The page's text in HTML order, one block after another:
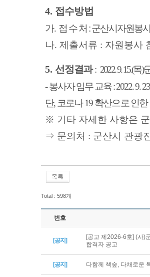
4. 접수방법
가. 접 수 처 : 군산시자원봉
나. 제출서류 : 자원봉사
5. 선정결과 : 2022. 9. 15.(목)/
-봉사자 임무 교육: 2022. 9.
단, 코로나19확산으로 인
※ 기타 자세한 사항은
⇒ 문의처 : 군산시 관광
Total : 598개
번호
[공지]
[공고 제2026-6호] (사)
합격자 공고
[공지] 다함께 책숲, 다채로운